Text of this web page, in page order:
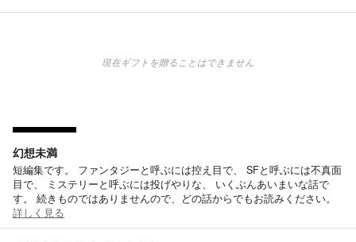
現在ギフトを贈ることはできません
幻想未満
短編集です。 ファンタジーと呼ぶには控え目で、 SFと呼ぶには不真面
目で、 ミステリーと呼ぶには投げやりな、 いくぶんあいまいな話で
す。 続きものではありませんので、どの話からでもお読みください。
詳しく見る